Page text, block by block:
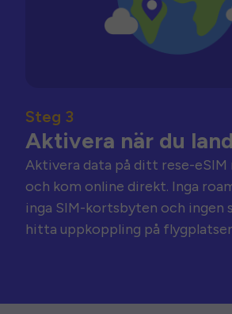
Steg 3
Aktivera när du
Aktivera data på ditt rese-eSIM
och kom online direkt. Inga
inga SIM-kortsbyten och ingen
hitta uppkoppling på